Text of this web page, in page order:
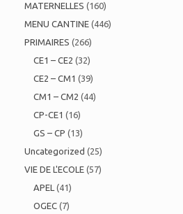
MATERNELLES (160)
MENU CANTINE (446)
PRIMAIRES (266)
CE1 – CE2 (32)
CE2 – CM1 (39)
CM1 – CM2 (44)
CP-CE1 (16)
GS – CP (13)
Uncategorized (25)
VIE DE L'ECOLE (57)
APEL (41)
OGEC (7)